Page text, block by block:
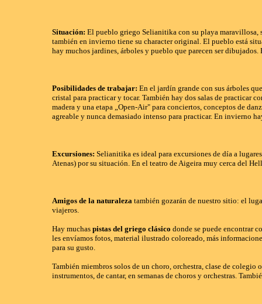
Situación: El pueblo griego Selianitika con su playa maravillosa,
también en invierno tiene su character original. El pueblo está
hay muchos jardines, árboles y pueblo que parecen ser
Posibilidades de trabajar: En el jardín grande con sus árboles
cristal para practicar y tocar. También hay dos salas de practicar
madera y una etapa „Open-Air" para conciertos, conceptos de
agreable y nunca demasiado intenso para practicar. En invierno
Excursiones: Selianitika es ideal para excursiones de día a
Atenas) por su situación. En el teatro de Aigeira muy cerca del
Amigos de la naturaleza también gozarán de nuestro sitio: el
viajeros.
Hay muchas pistas del griego clásico donde se puede encontrar
les envíamos fotos, material ilustrado coloreado, más
para su gusto.
También miembros solos de un choro, orchestra, clase de
instrumentos, de cantar, en semanas de choros y orchestras.